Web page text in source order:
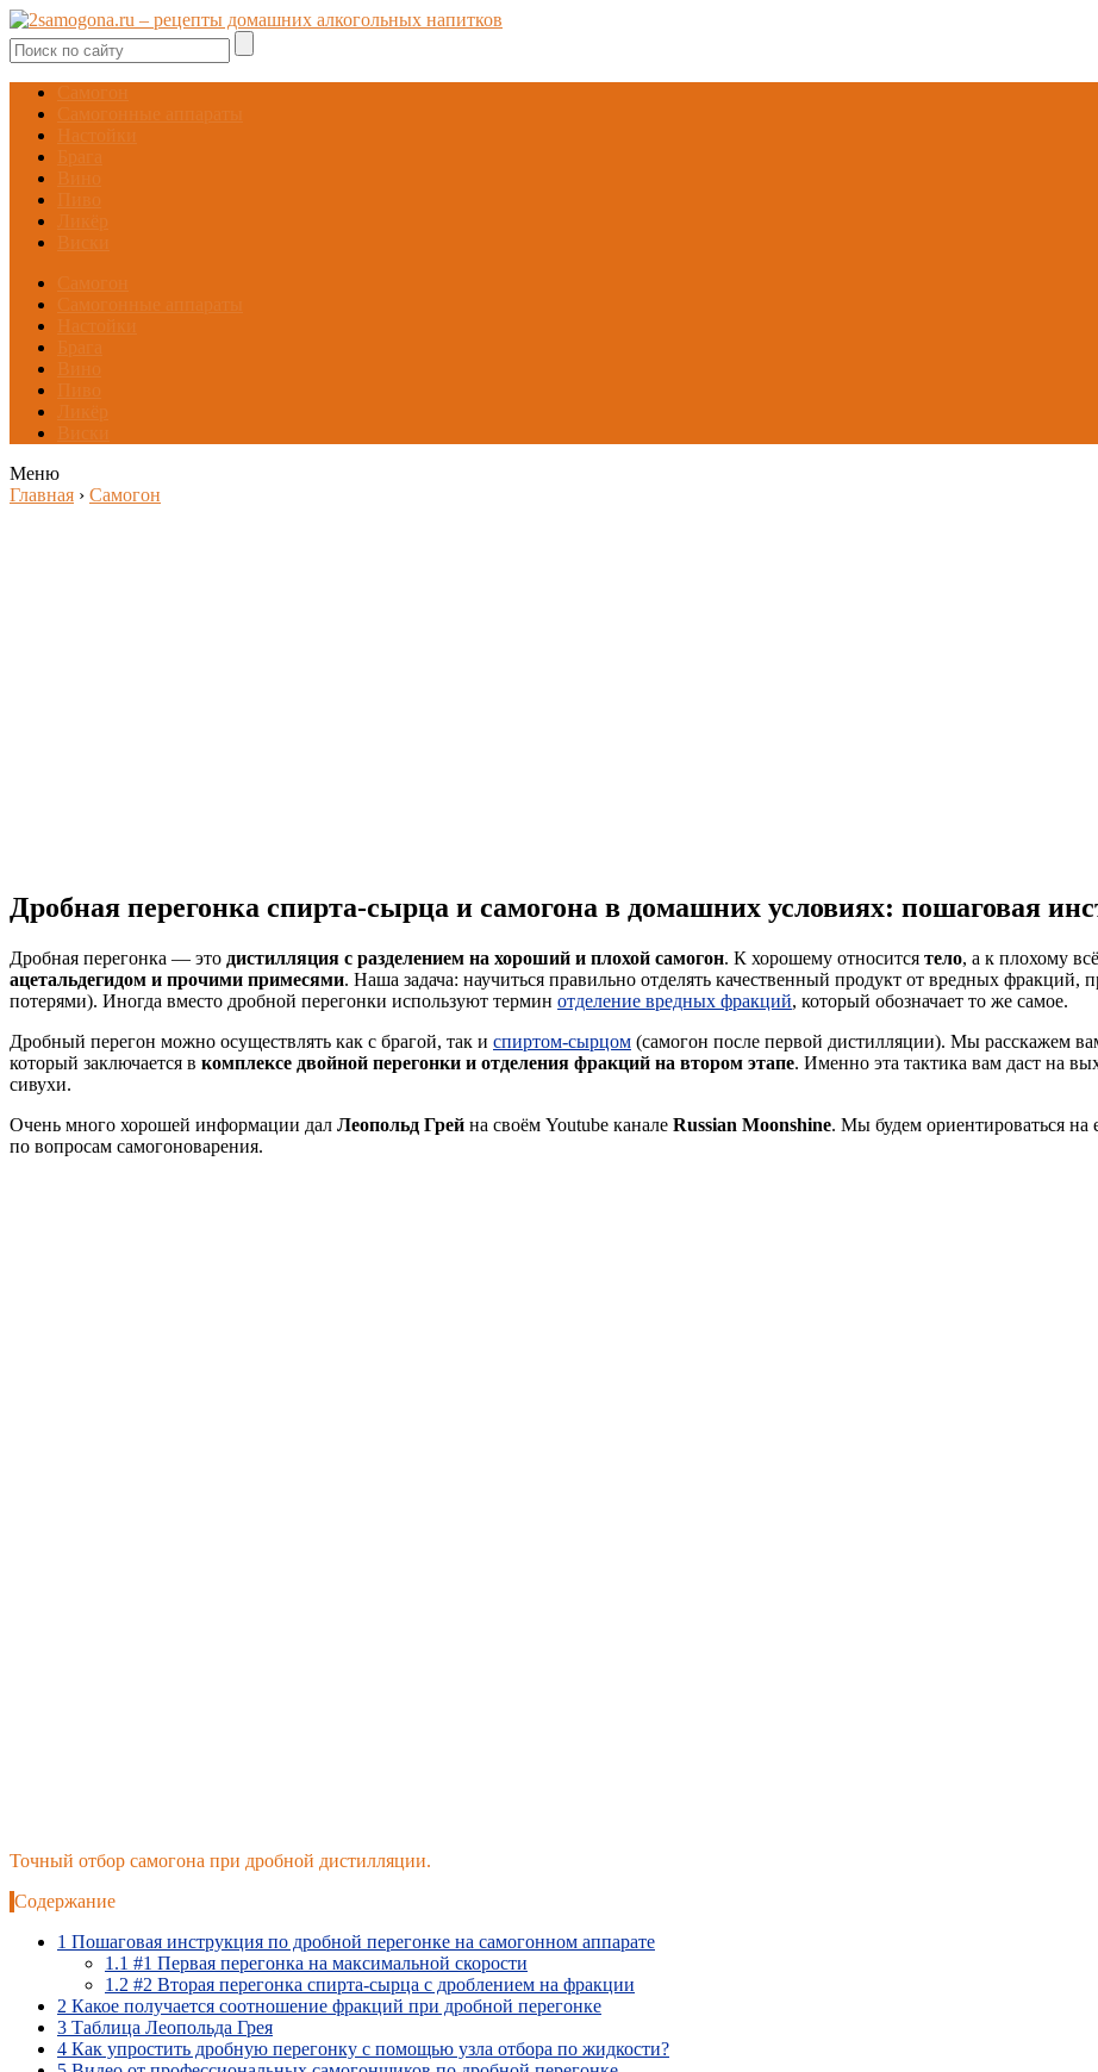
Самогон
Самогонные аппараты
Настойки
Брага
Вино
Пиво
Ликёр
Виски
Самогон
Самогонные аппараты
Настойки
Брага
Вино
Пиво
Ликёр
Виски
Меню
Главная › Самогон
Дробная перегонка спирта-сырца и самогона в домашних условиях: пошаговая
Дробная перегонка — это дистилляция с разделением на хороший и плохой самогон. К хорошему относится тело, а к плохому
ацетальдегидом и прочими примесями. Наша задача: научиться правильно отделять качественный продукт от вредных
потерями). Иногда вместо дробной перегонки используют термин отделение вредных фракций, который обозначает то же самое.
Дробный перегон можно осуществлять как с брагой, так и спиртом-сырцом (самогон после первой дистилляции). Мы расскажем
который заключается в комплексе двойной перегонки и отделения фракций на втором этапе. Именно эта тактика вам даст на
сивухи.
Очень много хорошей информации дал Леопольд Грей на своём Youtube канале Russian Moonshine. Мы будем ориентироваться на
по вопросам самогоноварения.
Точный отбор самогона при дробной дистилляции.
Содержание
1 Пошаговая инструкция по дробной перегонке на самогонном аппарате
1.1 #1 Первая перегонка на максимальной скорости
1.2 #2 Вторая перегонка спирта-сырца с дроблением на фракции
2 Какое получается соотношение фракций при дробной перегонке
3 Таблица Леопольда Грея
4 Как упростить дробную перегонку с помощью узла отбора по жидкости?